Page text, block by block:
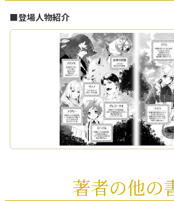
■登場人物紹介
著者の他の